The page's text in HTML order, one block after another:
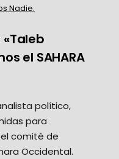
Nadie.
«Taleb
el SAHARA
político,
para
comité de
Occidental.